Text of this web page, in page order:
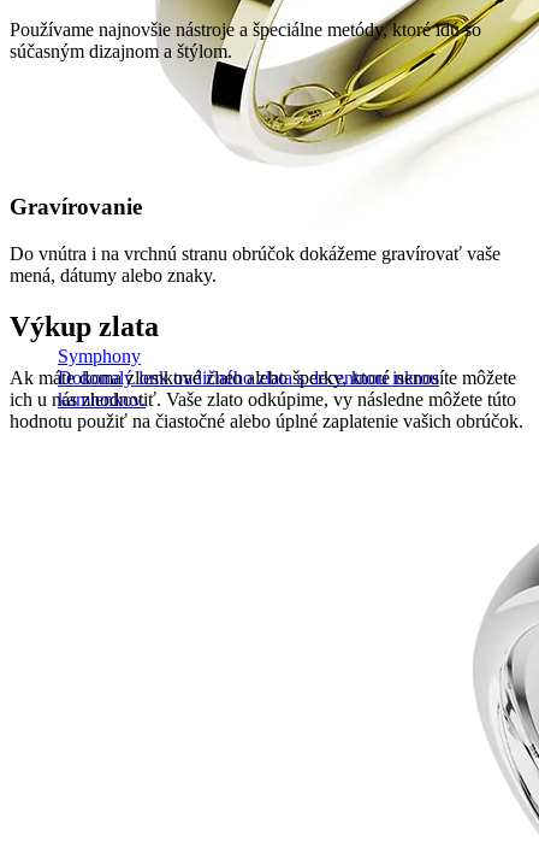
Symphony
Dokonalý lesk tradičného zlata s decentnou iskrou
kamienkov.
Používame najnovšie nástroje a špeciálne metódy, ktoré idú so
súčasným dizajnom a štýlom.
Gravírovanie
Do vnútra i na vrchnú stranu obrúčok dokážeme gravírovať vaše
mená, dátumy alebo znaky.
Výkup zlata
Ak máte doma zlomkové zlato alebo šperky, ktoré nenosíte môžete
ich u nás zhodnotiť. Vaše zlato odkúpime, vy následne môžete túto
hodnotu použiť na čiastočné alebo úplné zaplatenie vašich obrúčok.